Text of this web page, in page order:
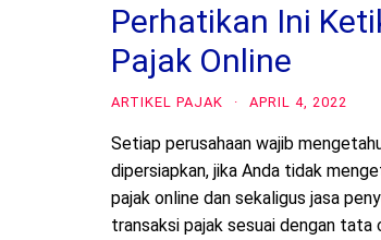
Perhatikan Ini
Pajak Online
ARTIKEL PAJAK · APRIL 4, 2022
Setiap perusahaan wajib
dipersiapkan, jika Anda tidak
pajak online dan sekaligus jasa
transaksi pajak sesuai dengan tata